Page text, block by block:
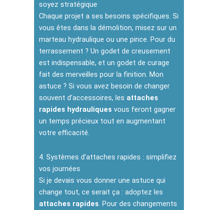
soyez stratégique
Chaque projet a ses besoins spécifiques. Si
vous êtes dans la démolition, misez sur un
marteau hydraulique ou une pince. Pour du
terrassement ? Un godet de creusement
est indispensable, et un godet de curage
fait des merveilles pour la finition. Mon
astuce ? Si vous avez besoin de changer
souvent d’accessoires, les attaches
rapides hydrauliques vous feront gagner
un temps précieux tout en augmentant
votre efficacité.
4. Systèmes d’attaches rapides : simplifiez
vos journées
Si je devais vous donner une astuce qui
change tout, ce serait ça : adoptez les
attaches rapides. Pour des changements